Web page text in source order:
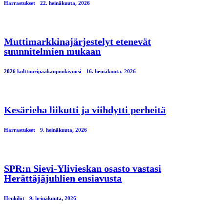
Harrastukset 22. heinäkuuta, 2026
Muttimarkkinajärjestelyt etenevät
suunnitelmien mukaan
2026 kulttuuripääkaupunkivuosi 16. heinäkuuta, 2026
Kesärieha liikutti ja viihdytti perheitä
Harrastukset 9. heinäkuuta, 2026
SPR:n Sievi-Ylivieskan osasto vastasi
Herättäjäjuhlien ensiavusta
Henkilöt 9. heinäkuuta, 2026